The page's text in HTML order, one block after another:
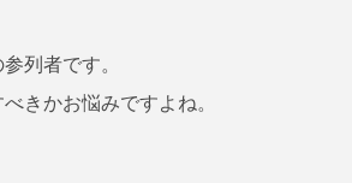
列者です。
きかお悩みですよね。